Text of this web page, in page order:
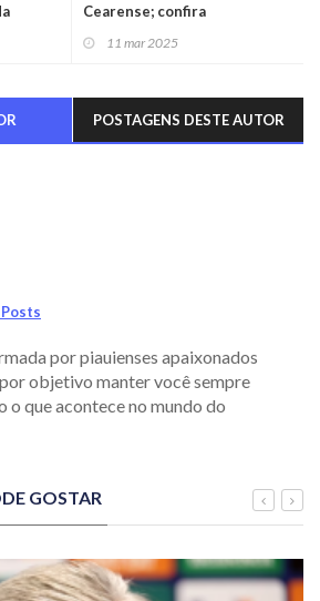
Cearense; confira
11 mar 2025
POSTAGENS DESTE AUTOR
por piauienses apaixonados
objetivo manter você sempre
que acontece no mundo do
GOSTAR